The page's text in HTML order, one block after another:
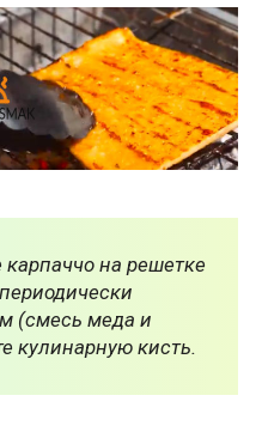
на решетке
(смесь меда и
кулинарную кисть.